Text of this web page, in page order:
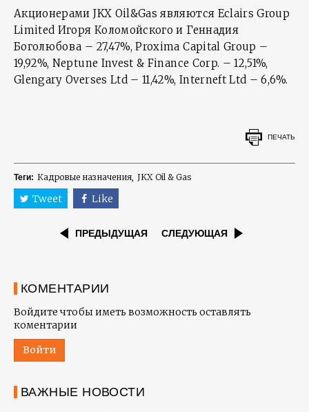
Акционерами JKX Oil&Gas являются Eclairs Group
Limited Игоря Коломойского и Геннадия
Боголюбова – 27,47%, Proxima Capital Group –
19,92%, Neptune Invest & Finance Corp. – 12,51%,
Glengary Overses Ltd – 11,42%, Interneft Ltd – 6,6%.
ПЕЧАТЬ
Теги: Кадровые назначения JKX Oil & Gas
Tweet Like
ПРЕДЫДУЩАЯ СЛЕДУЮЩАЯ
КОМЕНТАРИИ
Войдите чтобы иметь возможность оставлять
коментарии
Войти
ВАЖНЫЕ НОВОСТИ